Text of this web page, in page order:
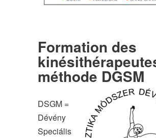
Formation des
méthode DGSM
DSGM =
Dévény
Speciális